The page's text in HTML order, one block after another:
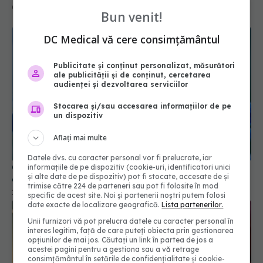
Ce au găsit cercetătorii în sângele pacienților
după COVID. Ce se întâmplă cu fierul din sânge
11 mar 2026, 12:46
Bun venit!
DC Medical vă cere consimțământul
Publicitate și conținut personalizat, măsurători
ale publicității și de conținut, cercetarea
audienței și dezvoltarea serviciilor
Stocarea și/sau accesarea informațiilor de pe
un dispozitiv
Aflați mai multe
Datele dvs. cu caracter personal vor fi prelucrate, iar
informațiile de pe dispozitiv (cookie-uri, identificatori unici
și alte date de pe dispozitiv) pot fi stocate, accesate de și
trimise către 224 de parteneri sau pot fi folosite în mod
specific de acest site. Noi și partenerii noștri putem folosi
date exacte de localizare geografică.Lista partenerilor.
Unii furnizori vă pot prelucra datele cu caracter personal în
interes legitim, față de care puteți obiecta prin gestionarea
opțiunilor de mai jos. Căutați un link în partea de jos a
acestei pagini pentru a gestiona sau a vă retrage
consimțământul în setările de confidențialitate și cookie-